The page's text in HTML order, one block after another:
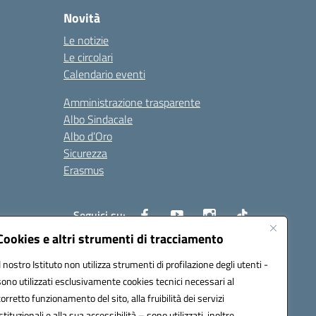
e altri strumenti di tracciamento
nostro Istituto non utilizza strumenti di profilazione degli utenti -
utilizzati esclusivamente cookies tecnici necessari al
funzionamento del sito, alla fruibilità dei servizi
Novità
Le notizie
Le circolari
Calendario eventi
Amministrazione trasparente
Albo Sindacale
Albo d’Oro
Sicurezza
Erasmus
Seguici su: